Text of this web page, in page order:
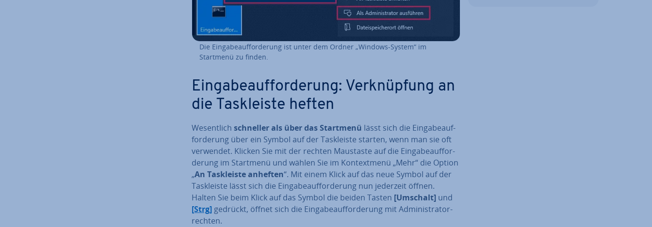
Die Ein­ga­be­auf­for­de­rung ist unter dem Ordner „Windows-System“ im
Startmenü zu finden.
Ein­ga­be­auf­for­de­rung: Ver­knüp­fung an
die Task­leis­te heften
We­sent­lich schneller als über das Startmenü lässt sich die Ein­ga­be­auf­
for­de­rung über ein Symbol auf der Task­leis­te starten, wenn man sie oft
verwendet. Klicken Sie mit der rechten Maustaste auf die Ein­ga­be­auf­for­
de­rung im Startmenü und wählen Sie im Kon­text­me­nü „Mehr“ die Option
„An Task­leis­te anheften“. Mit einem Klick auf das neue Symbol auf der
Task­leis­te lässt sich die Ein­ga­be­auf­for­de­rung nun jederzeit öffnen.
Halten Sie beim Klick auf das Symbol die beiden Tasten [Umschalt] und
[Strg] gedrückt, öffnet sich die Ein­ga­be­auf­for­de­rung mit Ad­mi­nis­tra­tor­
rech­ten.